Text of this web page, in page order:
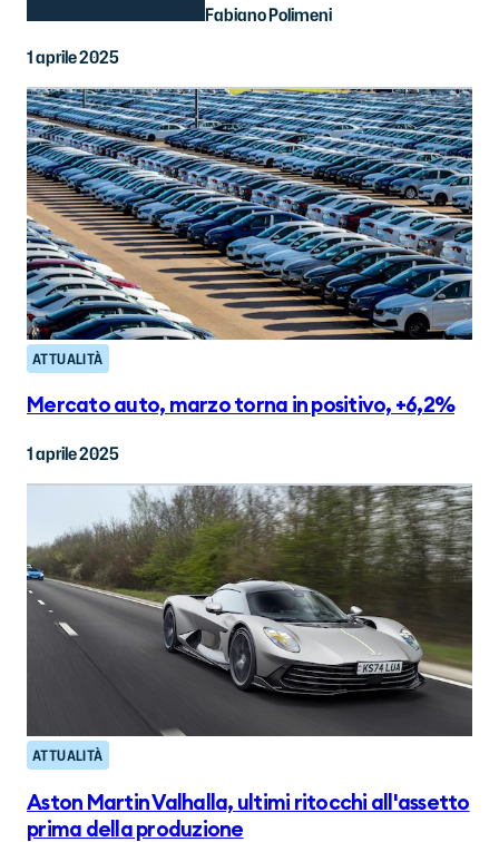
Fabiano Polimeni
1 aprile 2025
ATTUALITÀ
Mercato auto, marzo torna in positivo, +6,2%
1 aprile 2025
ATTUALITÀ
Aston Martin Valhalla, ultimi ritocchi all'assetto
prima della produzione